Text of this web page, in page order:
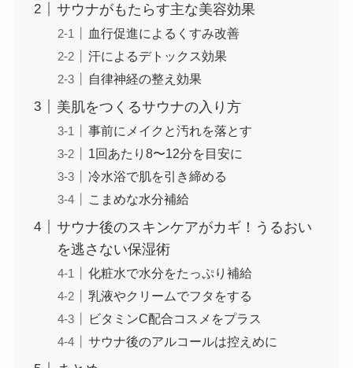
サウナがもたらす主な美容効果
血行促進によるくすみ改善
汗によるデトックス効果
自律神経の整え効果
美肌をつくるサウナの入り方
事前にメイクと汚れを落とす
1回あたり8〜12分を目安に
冷水浴で肌を引き締める
こまめな水分補給
サウナ後のスキンケアがカギ！うるおい
を逃さない保湿術
化粧水で水分をたっぷり補給
乳液やクリームでフタをする
ビタミンC配合コスメをプラス
サウナ後のアルコールは控えめに